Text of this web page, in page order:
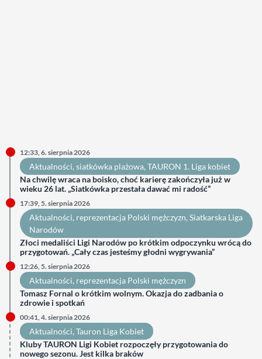
12:33, 6. sierpnia 2026
Aktualności, siatkówka plażowa, TAURON 1. Liga kobiet
Na chwilę wraca na boisko, choć karierę zakończyła już w
wieku 26 lat. „Siatkówka przestała dawać mi radość”
17:39, 5. sierpnia 2026
Aktualności, reprezentacja Polski mężczyzn, Siatkarska Liga
Narodów
Złoci medaliści Ligi Narodów po krótkim odpoczynku wrócą do
przygotowań. „Cały czas jesteśmy głodni wygrywania”
12:26, 5. sierpnia 2026
Aktualności, reprezentacja Polski mężczyzn
Tomasz Fornal o krótkim wolnym. Okazja do zadbania o
zdrowie i spotkań
00:41, 4. sierpnia 2026
Aktualności, Tauron Liga Kobiet
Kluby TAURON Ligi Kobiet rozpoczęły przygotowania do
nowego sezonu. Jest kilka braków